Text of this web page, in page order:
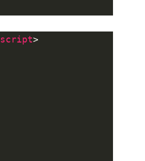
script